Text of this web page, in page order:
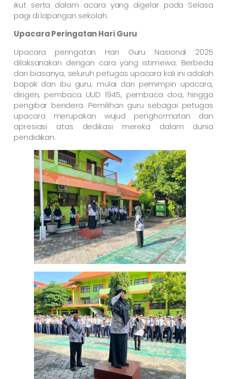
ikut serta dalam acara yang digelar pada Selasa
pagi di lapangan sekolah.
Upacara Peringatan Hari Guru
Upacara peringatan Hari Guru Nasional 2025
dilaksanakan dengan cara yang istimewa. Berbeda
dari biasanya, seluruh petugas upacara kali ini adalah
bapak dan ibu guru, mulai dari pemimpin upacara,
dirigen, pembaca UUD 1945, pembaca doa, hingga
pengibar bendera. Pemilihan guru sebagai petugas
upacara merupakan wujud penghormatan dan
apresiasi atas dedikasi mereka dalam dunia
pendidikan.